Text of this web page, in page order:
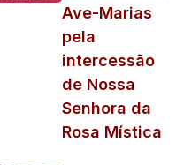
Ave-Marias
pela
intercessão
de Nossa
Senhora da
Rosa Mística